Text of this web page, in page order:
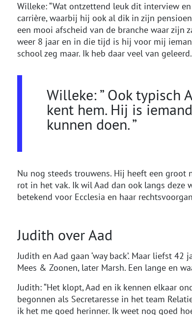
Willeke: “Wat ontzettend leuk dit interview
carrière, waarbij hij ook al dik in zijn
een mooi afscheid van de branche waar
weer 8 jaar en in die tijd is hij voor mij
school zeg maar. Ik heb daar veel van geleerd.
Willeke: ” Ook typisch
kent hem. Hij is
kunnen doen. ”
Nu nog steeds trouwens. Hij heeft een groot
rot in het vak. Ik wil Aad dan ook langs
betekend voor Ecclesia en haar
Judith over Aad
Judith en Aad gaan ‘way back’. Maar liefst
Mees & Zoonen, later Marsh. Een lange en
Judith: “Het klopt, Aad en ik kennen elkaar
begonnen als Secretaresse in het team
ik het me goed herinner. Ik weet nog goed